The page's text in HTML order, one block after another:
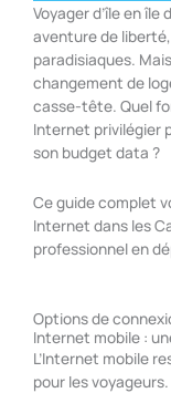
Voyager d’île en île
aventure de
paradisiaques.
changement de
casse-tête. Quel
Internet privilégier
son budget data ?
Ce guide complet
Internet dans les
professionnel en
Options de
Internet mobile :
L’Internet mobile
pour les